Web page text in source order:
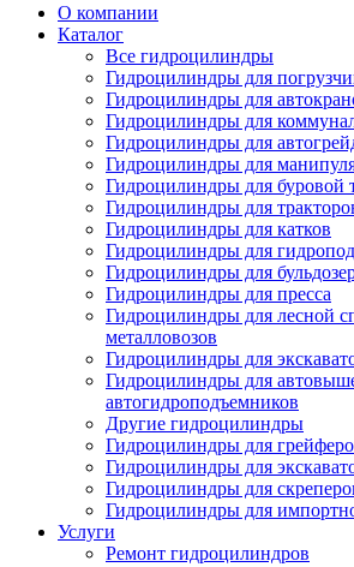
О компании
Каталог
Все гидроцилиндры
Гидроцилиндры для
Гидроцилиндры для
Гидроцилиндры для
Гидроцилиндры для
Гидроцилиндры для
Гидроцилиндры для буровой
Гидроцилиндры для
Гидроцилиндры для катков
Гидроцилиндры для
Гидроцилиндры для
Гидроцилиндры для пресса
Гидроцилиндры для лесной
металловозов
Гидроцилиндры для
Гидроцилиндры для
автогидроподъемников
Другие гидроцилиндры
Гидроцилиндры для
Гидроцилиндры для
Гидроцилиндры для
Гидроцилиндры для
Услуги
Ремонт гидроцилиндров